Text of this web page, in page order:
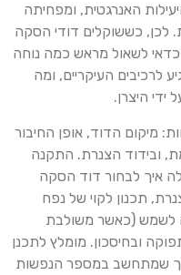
ומפחיתה
דודי הסקה
מראש כמה נוחה
העיקריים, ומה
הדוד, אופן החיבור
הצנרת. התקנה
דוד הסקה
לקוי של נפח
משולבת
מומלץ לתכנן
במספר הנפשות